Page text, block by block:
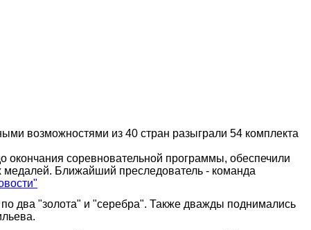
возможностями из 40 стран разыграли 54 комплекта
окончания соревновательной программы, обеспечили
Ближайший преследователь - команда
два "золота" и "серебра". Также дважды поднимались